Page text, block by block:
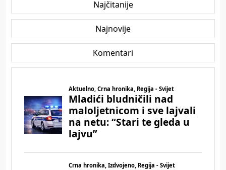
Najčitanije
Najnovije
Komentari